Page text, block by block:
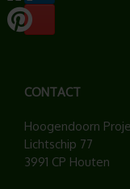
CONTACT
Hoogendoorn
Lichtschip 77
3991 CP Houten